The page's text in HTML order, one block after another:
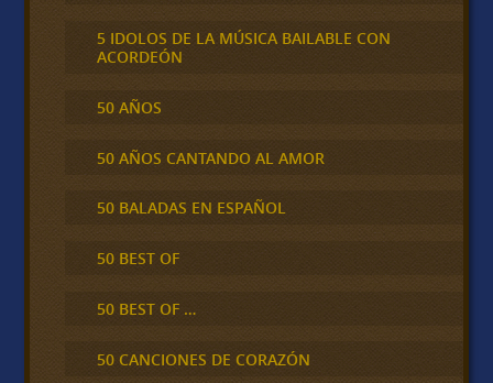
5 IDOLOS DE LA MÚSICA BAILABLE CON
ACORDEÓN
50 AÑOS
50 AÑOS CANTANDO AL AMOR
50 BALADAS EN ESPAÑOL
50 BEST OF
50 BEST OF …
50 CANCIONES DE CORAZÓN